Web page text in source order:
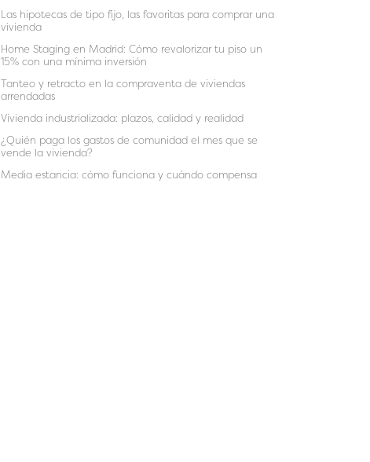
Las hipotecas de tipo fijo, las favoritas para comprar una
vivienda
Home Staging en Madrid: Cómo revalorizar tu piso un
15% con una mínima inversión
Tanteo y retracto en la compraventa de viviendas
arrendadas
Vivienda industrializada: plazos, calidad y realidad
¿Quién paga los gastos de comunidad el mes que se
vende la vivienda?
Media estancia: cómo funciona y cuándo compensa